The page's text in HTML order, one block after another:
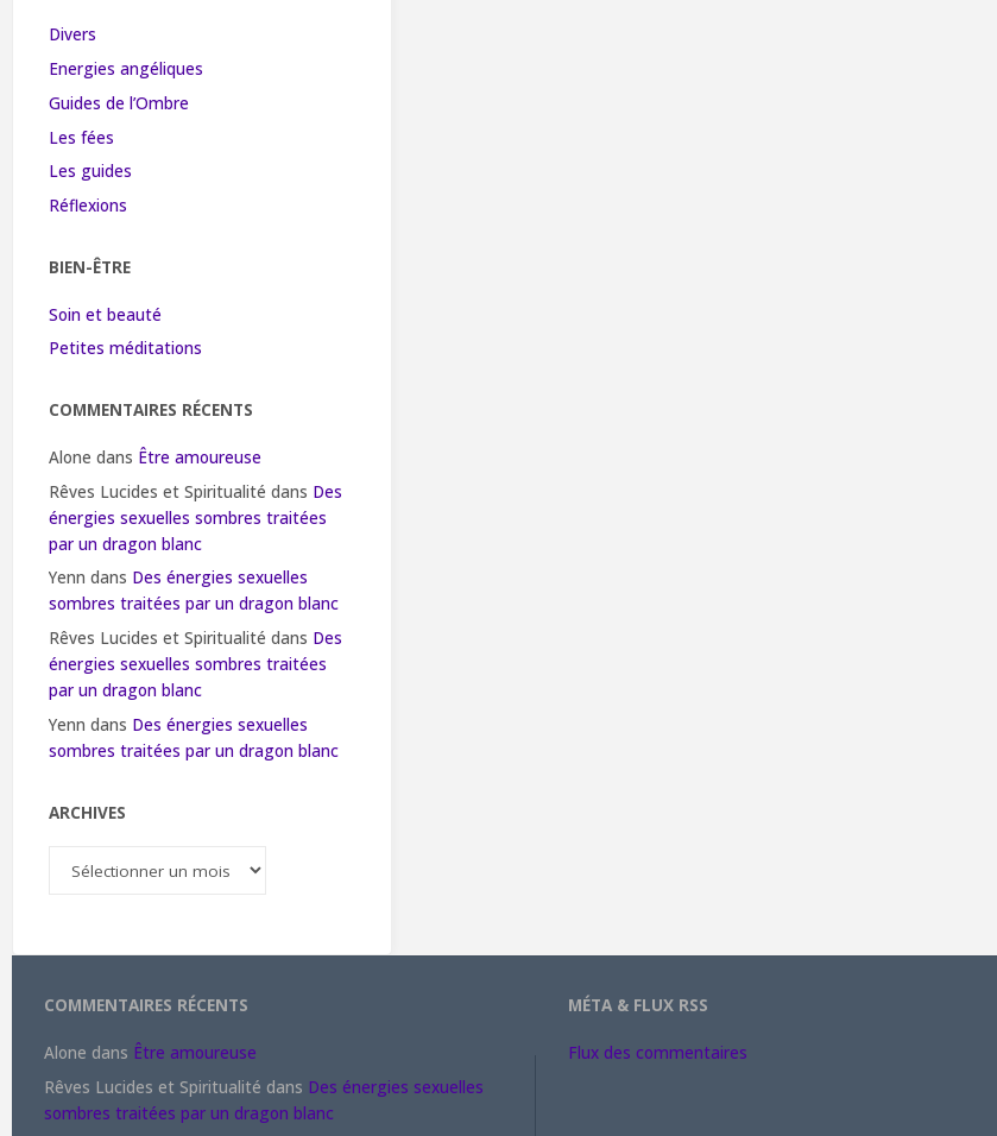
Divers
Energies angéliques
Guides de l’Ombre
Les fées
Les guides
Réflexions
BIEN-ÊTRE
Soin et beauté
Petites méditations
COMMENTAIRES RÉCENTS
Alone dans Être amoureuse
Rêves Lucides et Spiritualité dans Des
énergies sexuelles sombres traitées
par un dragon blanc
Yenn dans Des énergies sexuelles
sombres traitées par un dragon blanc
Rêves Lucides et Spiritualité dans Des
énergies sexuelles sombres traitées
par un dragon blanc
Yenn dans Des énergies sexuelles
sombres traitées par un dragon blanc
ARCHIVES
COMMENTAIRES RÉCENTS
Alone dans Être amoureuse
Rêves Lucides et Spiritualité dans Des énergies sexuelles
sombres traitées par un dragon blanc
MÉTA & FLUX RSS
Flux des commentaires